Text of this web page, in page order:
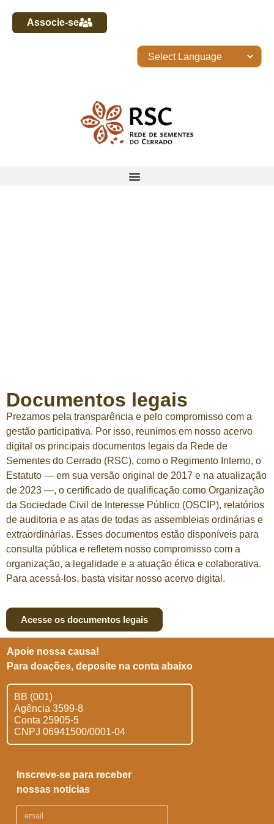
Associe-se
Documentos legais
Prezamos pela transparência e pelo compromisso com a
gestão participativa. Por isso, reunimos em nosso acervo
digital os principais documentos legais da Rede de
Sementes do Cerrado (RSC), como o Regimento Interno, o
Estatuto — em sua versão original de 2017 e na atualização
de 2023 —, o certificado de qualificação como Organização
da Sociedade Civil de Interesse Público (OSCIP), relatórios
de auditoria e as atas de todas as assembleias ordinárias e
extraordinárias. Esses documentos estão disponíveis para
consulta pública e refletem nosso compromisso com a
organização, a legalidade e a atuação ética e colaborativa.
Para acessá-los, basta visitar nosso acervo digital.
Acesse os documentos legais
Apoie nossa causa!
Para doações, deposite na conta abaixo
BB (001)
Agência 3599-8
Conta 25905-5
CNPJ 06941500/0001-04
Inscreve-se para receber
nossas notícias